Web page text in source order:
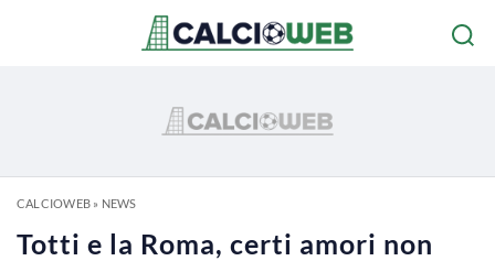
CALCIOWEB» NEWS
Totti e la Roma, certi amori non